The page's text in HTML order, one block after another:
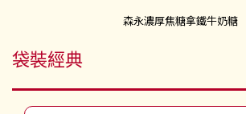
森永濃厚焦糖拿鐵牛奶糖
袋裝經典